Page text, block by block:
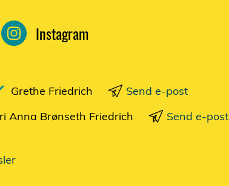
Instagram
Grethe Friedrich
Send e-post
Anna Brønseth Friedrich Send e-post